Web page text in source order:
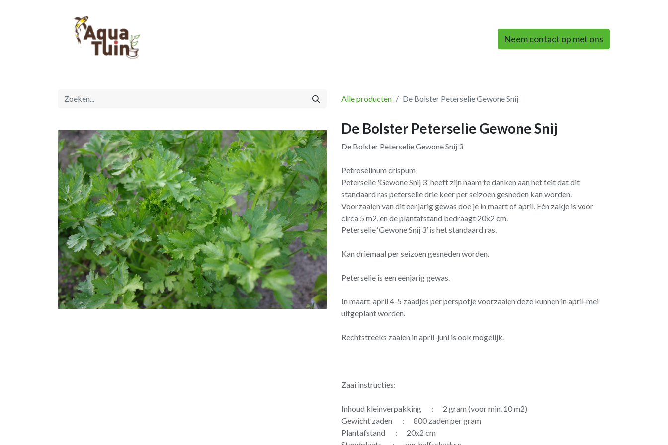
Neem contact op met ons
Alle producten De Bolster Peterselie Gewone Snij
De Bolster Peterselie Gewone Snij
De Bolster Peterselie Gewone Snij 3
Petroselinum crispum
Peterselie 'Gewone Snij 3' heeft zijn naam te danken aan het feit dat dit
standaard ras peterselie drie keer per seizoen gesneden kan worden.
Voorzaaien van dit eenjarig gewas doe je in maart of april. Eén zakje is voor
circa 5 m2, en de plantafstand bedraagt 20x2 cm.
Peterselie ‘Gewone Snij 3’ is het standaard ras.
Kan driemaal per seizoen gesneden worden.
Peterselie is een eenjarig gewas.
In maart-april 4-5 zaadjes per perspotje voorzaaien deze kunnen in april-mei
uitgeplant worden.
Rechtstreeks zaaien in april-juni is ook mogelijk.
Zaai instructies:
Inhoud kleinverpakking : 2 gram (voor min. 10 m2)
Gewicht zaden : 800 zaden per gram
Plantafstand : 20x2 cm